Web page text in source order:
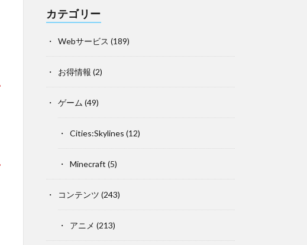
カテゴリー
Webサービス (189)
お得情報 (2)
ゲーム (49)
Cities:Skylines (12)
Minecraft (5)
コンテンツ (243)
アニメ (213)